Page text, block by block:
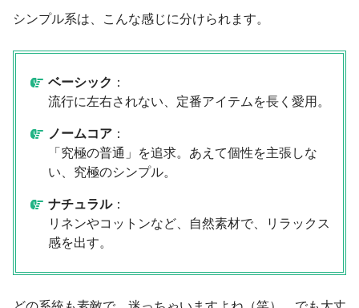
シンプル系は、こんな感じに分けられます。
ベーシック ：
流行に左右されない、定番アイテムを長く愛用。
ノームコア ：
「究極の普通」を追求。あえて個性を主張しな
い、究極のシンプル。
ナチュラル：
リネンやコットンなど、自然素材で、リラックス
感を出す。